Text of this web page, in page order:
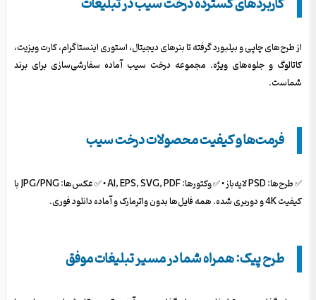
از طرح‌های چاپی و بیلبورد گرفته تا بنرهای دیجیتال، استوری اینستاگرام، کارت ویزیت،
کاتالوگ و جلوه‌های ویژه. مجموعه درخت سیب آماده سفارشی‌سازی برای برند
شماست.
فرمت‌ها و کیفیت محصولات درخت سیب
✅ طرح‌ها: PSD لایه‌باز • ✅ وکتورها: AI, EPS, SVG, PDF • ✅ عکس‌ها: JPG/PNG با
کیفیت 4K و دوربری شده. همه فایل‌ها بدون واترمارک و آماده دانلود فوری.
طرح پیک: همراه شما در مسیر تبلیغات موفق